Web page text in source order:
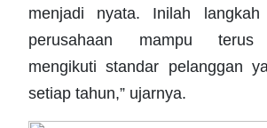
menjadi nyata. Inilah
perusahaan mampu terus
mengikuti standar pelanggan
setiap tahun,” ujarnya.